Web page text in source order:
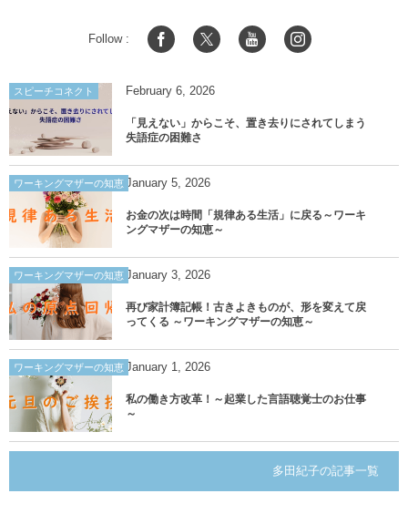
Follow :
スピーチコネクト February 6 2026
「見えない」からこそ、置き去りにされてしまう
失語症の困難さ
ワーキングマザーの知恵 January 5 2026
お金の次は時間「規律ある生活」に戻る～ワーキ
ングマザーの知恵～
ワーキングマザーの知恵 January 3 2026
再び家計簿記帳！古きよきものが、形を変えて戻
ってくる ～ワーキングマザーの知恵～
ワーキングマザーの知恵 January 1 2026
私の働き方改革！～起業した言語聴覚士のお仕事
～
多田紀子の記事一覧